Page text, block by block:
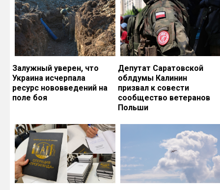
Залужный уверен, что
Украина исчерпала
ресурс нововведений на
поле боя
Депутат Саратовской
облдумы Калинин
призвал к совести
сообщество ветеранов
Польши